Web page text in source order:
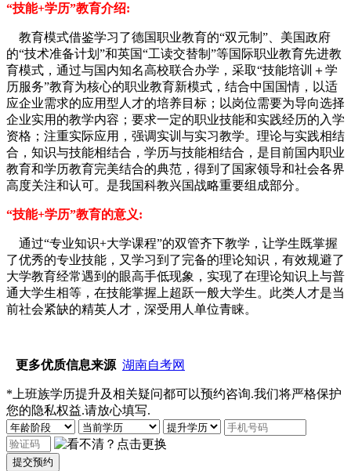
“技能+学历”教育介绍:
教育模式借鉴学习了德国职业教育的“双元制”、美国政府
的“技术准备计划”和英国“工读交替制”等国际职业教育先进教
育模式，通过与国内知名高校联合办学，采取“技能培训＋学
历服务”教育为核心的职业教育新模式，结合中国国情，以适
应企业需求的应用型人才的培养目标；以岗位需要为导向选择
企业实用的教学内容；要求一定的职业技能和实践经历的入学
资格；注重实际应用，强调实训与实习教学。理论与实践相结
合，知识与技能相结合，学历与技能相结合，是目前国内职业
教育和学历教育完美结合的典范，得到了国家领导和社会各界
高度关注和认可。是我国科教兴国战略重要组成部分。
“技能+学历”教育的意义:
通过“专业知识+大学课程”的双管齐下教学，让学生既掌握
了优秀的专业技能，又学习到了完备的理论知识，有效规避了
大学教育经常遇到的眼高手低现象，实现了在理论知识上与普
通大学生相等，在技能掌握上超跃一般大学生。此类人才是当
前社会紧缺的精英人才，深受用人单位青睐。
更多优质信息来源 湖南自考网
*上班族学历提升及相关疑问都可以预约咨询.我们将严格保护
您的隐私权益.请放心填写.